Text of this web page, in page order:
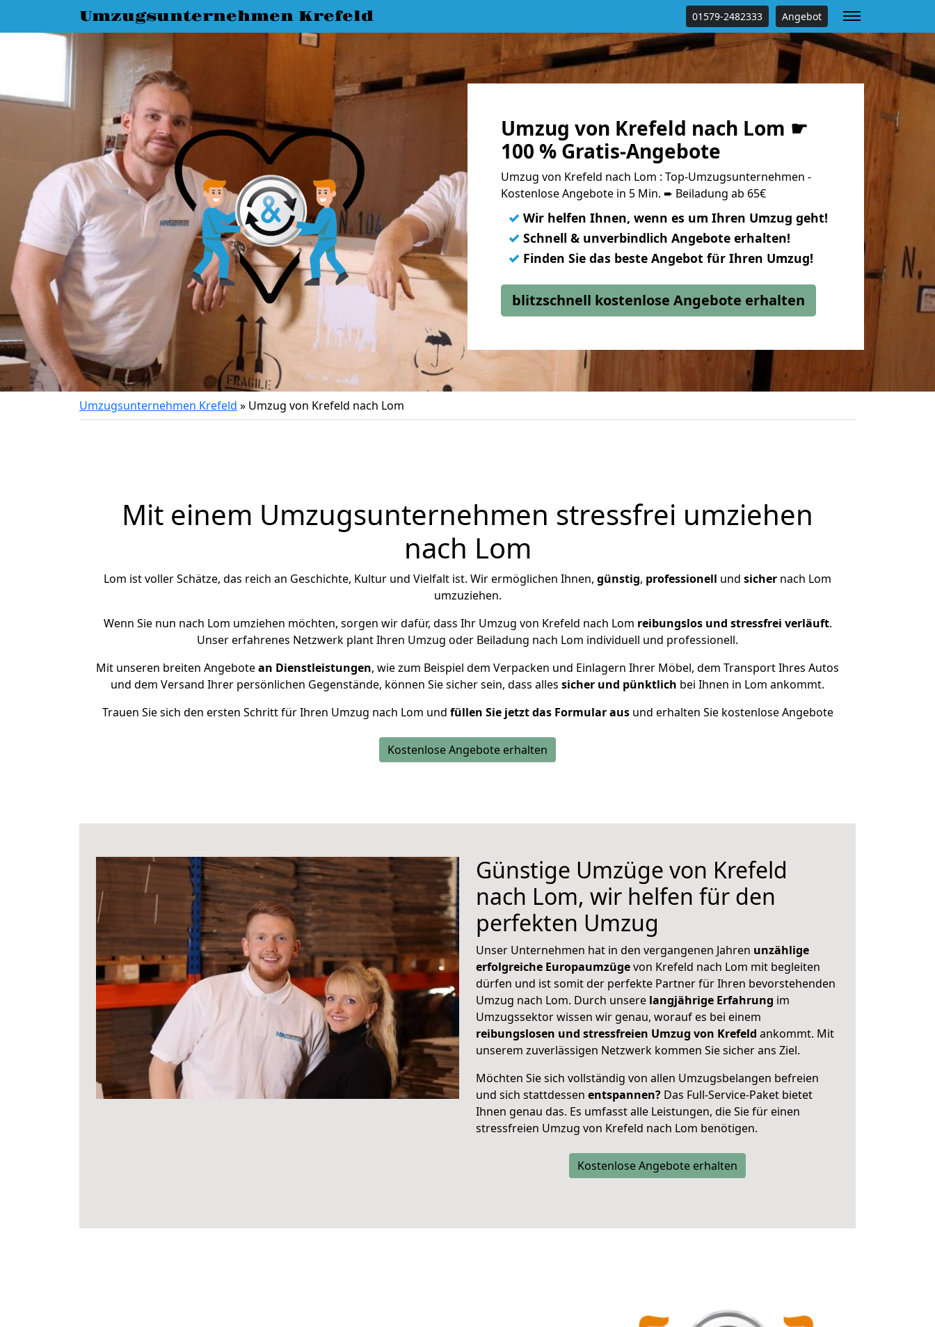
Umzugsunternehmen Krefeld 01579-2482333 Angebot
Umzug von Krefeld nach Lom ☛
100 % Gratis-Angebote
Umzug von Krefeld nach Lom : Top-Umzugsunternehmen -
Kostenlose Angebote in 5 Min. ➨ Beiladung ab 65€
✓ Wir helfen Ihnen, wenn es um Ihren Umzug geht!
✓ Schnell & unverbindlich Angebote erhalten!
✓ Finden Sie das beste Angebot für Ihren Umzug!
blitzschnell kostenlose Angebote erhalten
Umzugsunternehmen Krefeld » Umzug von Krefeld nach Lom
Mit einem Umzugsunternehmen stressfrei umziehen
nach Lom
Lom ist voller Schätze, das reich an Geschichte, Kultur und Vielfalt ist. Wir ermöglichen Ihnen, günstig, professionell und sicher nach Lom
umzuziehen.
Wenn Sie nun nach Lom umziehen möchten, sorgen wir dafür, dass Ihr Umzug von Krefeld nach Lom reibungslos und stressfrei verläuft.
Unser erfahrenes Netzwerk plant Ihren Umzug oder Beiladung nach Lom individuell und professionell.
Mit unseren breiten Angebotean Dienstleistungen, wie zum Beispiel dem Verpacken und Einlagern Ihrer Möbel, dem Transport Ihres Autos
und dem Versand Ihrer persönlichen Gegenstände, können Sie sicher sein, dass alles sicher und pünktlich bei Ihnen in Lom ankommt.
Trauen Sie sich den ersten Schritt für Ihren Umzug nach Lom und füllen Sie jetzt das Formular ausund erhalten Sie kostenlose Angebote
Kostenlose Angebote erhalten
Günstige Umzüge von Krefeld
nach Lom, wir helfen für den
perfekten Umzug
Unser Unternehmen hat in den vergangenen Jahren unzählige
erfolgreiche Europaumzügevon Krefeld nach Lom mit begleiten
dürfen und ist somit der perfekte Partner für Ihren bevorstehenden
Umzug nach Lom. Durch unsere langjährige Erfahrung im
Umzugssektor wissen wir genau, worauf es bei einem
reibungslosen und stressfreien Umzug von Krefeld ankommt. Mit
unserem zuverlässigen Netzwerk kommen Sie sicher ans Ziel.
Möchten Sie sich vollständig von allen Umzugsbelangen befreien
und sich stattdessen entspannen? Das Full-Service-Paket bietet
Ihnen genau das. Es umfasst alle Leistungen, die Sie für einen
stressfreien Umzug von Krefeld nach Lom benötigen.
Kostenlose Angebote erhalten